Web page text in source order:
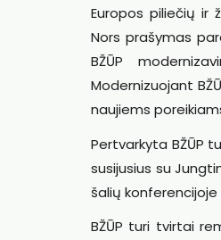
Europos piliečių ir
Nors prašymas
BŽŪP
Modernizuojant
naujiems
Pertvarkyta BŽŪP
susijusius su
šalių
BŽŪP turi tvirtai